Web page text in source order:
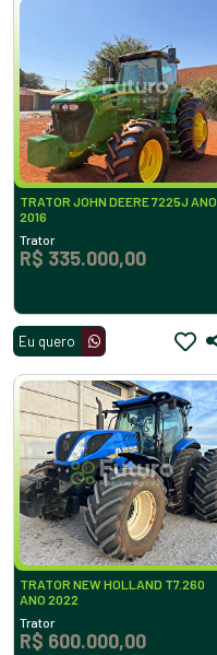
TRATOR JOHN DEERE 7225J ANO
2016
Trator
R$ 335.000,00
Eu quero
TRATOR NEW HOLLAND T7.260
ANO 2022
Trator
R$ 600.000,00